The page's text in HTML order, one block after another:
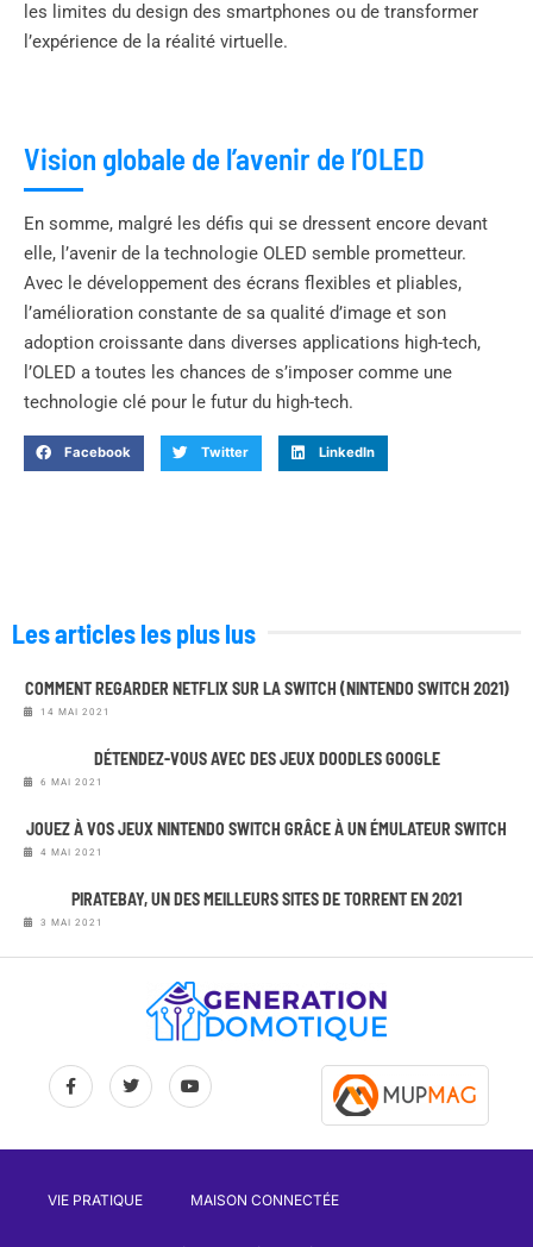
les limites du design des smartphones ou de transformer
l’expérience de la réalité virtuelle.
Vision globale de l’avenir de l’OLED
En somme, malgré les défis qui se dressent encore devant
elle, l’avenir de la technologie OLED semble prometteur.
Avec le développement des écrans flexibles et pliables,
l’amélioration constante de sa qualité d’image et son
adoption croissante dans diverses applications high-tech,
l’OLED a toutes les chances de s’imposer comme une
technologie clé pour le futur du high-tech.
Facebook Twitter LinkedIn
Les articles les plus lus
COMMENT REGARDER NETFLIX SUR LA SWITCH (NINTENDO SWITCH 2021)
14 MAI 2021
DÉTENDEZ-VOUS AVEC DES JEUX DOODLES GOOGLE
6 MAI 2021
JOUEZ À VOS JEUX NINTENDO SWITCH GRÂCE À UN ÉMULATEUR SWITCH
4 MAI 2021
PIRATEBAY, UN DES MEILLEURS SITES DE TORRENT EN 2021
3 MAI 2021
VIE PRATIQUE MAISON CONNECTÉE